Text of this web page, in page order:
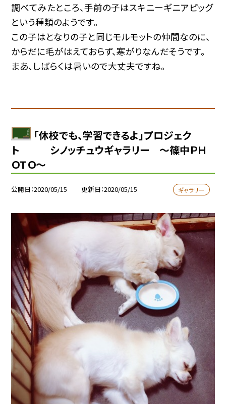
調べてみたところ、手前の子はスキニーギニアピッグ
という種類のようです。
この子はとなりの子と同じモルモットの仲間なのに、
からだに毛がはえておらず、寒がりなんだそうです。
まあ、しばらくは暑いので大丈夫ですね。
「休校でも、学習できるよ」プロジェク
ト シノッチュウギャラリー 〜篠中ＰＨ
ＯＴＯ〜
公開日 2020/05/15 更新日 2020/05/15 ギャラリー